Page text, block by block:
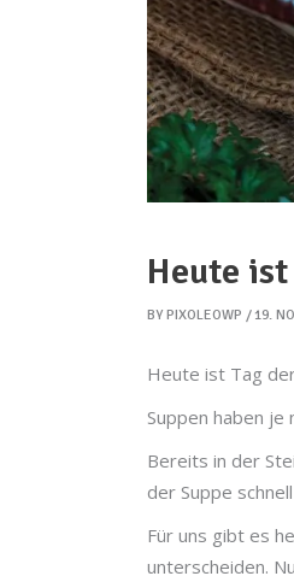
Heute ist
BY PIXOLEOWP 19.
Heute ist Tag
Suppen haben
Bereits in der
der Suppe
Für uns gibt es
unterscheiden.